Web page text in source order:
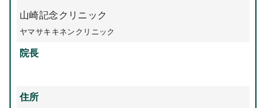
山崎記念クリニック
ヤマサキキネンクリニック
院長
住所